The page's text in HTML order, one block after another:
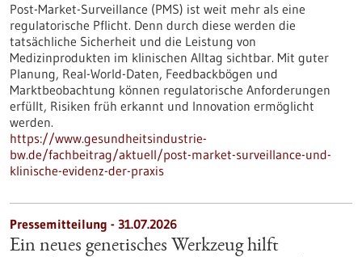
Post-Market-Surveillance (PMS) ist weit mehr als eine
regulatorische Pflicht. Denn durch diese werden die
tatsächliche Sicherheit und die Leistung von
Medizinprodukten im klinischen Alltag sichtbar. Mit guter
Planung, Real-World-Daten, Feedbackbögen und
Marktbeobachtung können regulatorische Anforderungen
erfüllt, Risiken früh erkannt und Innovation ermöglicht
werden.
https://www.gesundheitsindustrie-
bw.de/fachbeitrag/aktuell/post-market-surveillance-und-
klinische-evidenz-der-praxis
Pressemitteilung - 31.07.2026
Ein neues genetisches Werkzeug hilft